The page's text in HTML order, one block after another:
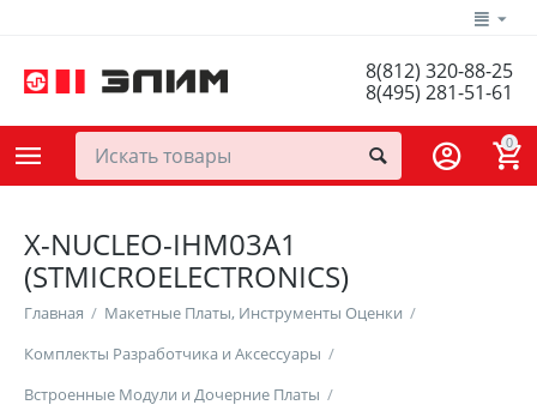
8(812) 320-88-25
8(495) 281-51-61
0
X-NUCLEO-IHM03A1
(STMICROELECTRONICS)
Главная / Макетные Платы, Инструменты Оценки /
Комплекты Разработчика и Аксессуары /
Встроенные Модули и Дочерние Платы /